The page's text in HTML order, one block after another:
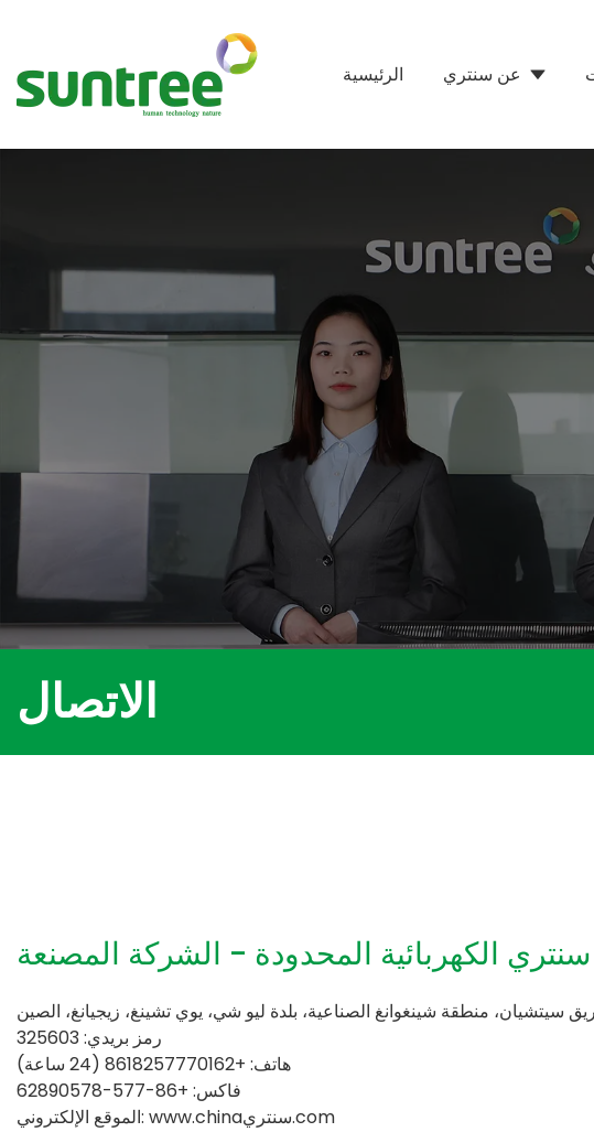
الرئيسية عن سنتري
الاتصال
الكهربائية المحدودة - الشركة المصنعة
رمز بريدي: 325603
هاتف: +8618257770162 (24 ساعة)
فاكس: +86-577-62890578
الموقع الإلكتروني: www.chinaسنتري.com